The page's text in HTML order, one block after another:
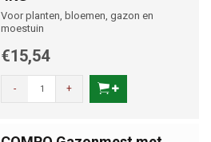
Voor planten, bloemen, gazon en
moestuin
€15,54
- +